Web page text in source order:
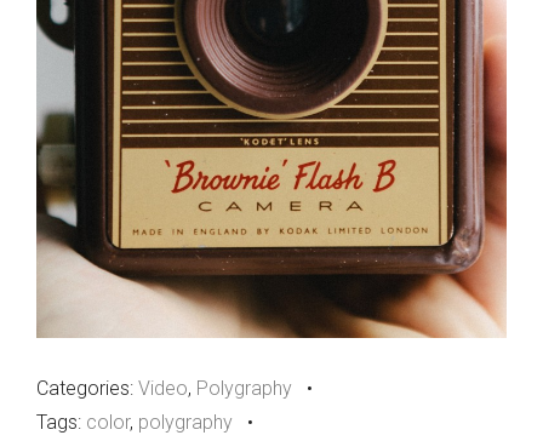
Categories: Video, Polygraphy •
Tags: color, polygraphy •